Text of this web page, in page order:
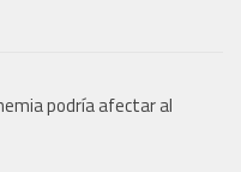
podría afectar al